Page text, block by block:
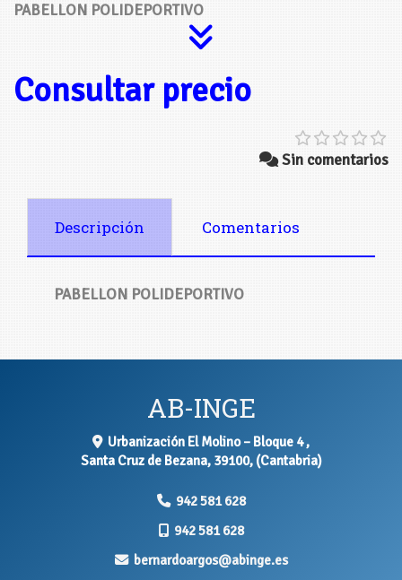
PABELLON POLIDEPORTIVO
Consultar precio
Sin comentarios
Descripción Comentarios
PABELLON POLIDEPORTIVO
AB-INGE
Urbanización El Molino – Bloque 4 ,
Santa Cruz de Bezana, 39100, (Cantabria)
942 581 628
942 581 628
bernardoargos
abinge.es